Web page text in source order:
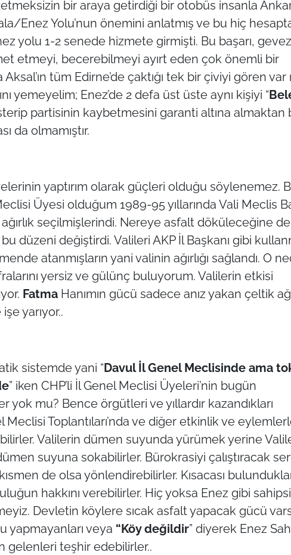
bir araya getirdiği bir otobüs insanla
Enez Yolu’nun önemini anlatmış ve bu hiç
yolu 1-2 senede hizmete girmişti. Bu başarı,
etmeyi, becerebilmeyi ayırt eden çok önemli bir
tüm Edirne’de çaktığı tek bir çiviyi gören var
yemeyelim; Enez’de 2 defa üst üste aynı kişiyi “
partisinin kaybetmesini garanti altına almaktan
da olmamıştır.
yaptırım olarak güçleri olduğu söylenemez.
Üyesi olduğum 1989-95 yıllarında Vali Meclis
seçilmişlerindi. Nereye asfalt döküleceğine
düzeni değiştirdi. Valileri AKP İl Başkanı gibi
atanmışların yani valinin ağırlığı sağlandı. O
yersiz ve gülünç buluyorum. Valilerin etkisi
FatmaHanımın gücü sadece anız yakan çeltik
yarıyor..
sistemde yani “Davul İl Genel Meclisinde ama
” iken CHP’li İl Genel Meclisi Üyeleri’nin bugün
yok mu? Bence örgütleri ve yıllardır kazandıkları
Meclisi Toplantıları’nda ve diğer etkinlik ve
Valilerin dümen suyunda yürümek yerine
suyuna sokabilirler. Bürokrasiyi çalıştıracak
de olsa yönlendirebilirler. Kısacası
hakkını verebilirler. Hiç yoksa Enez gibi
Devletin köylere sıcak asfalt yapacak gücü
yapmayanları veya “Köy değildir” diyerek Enez
gelenleri teşhir edebilirler..